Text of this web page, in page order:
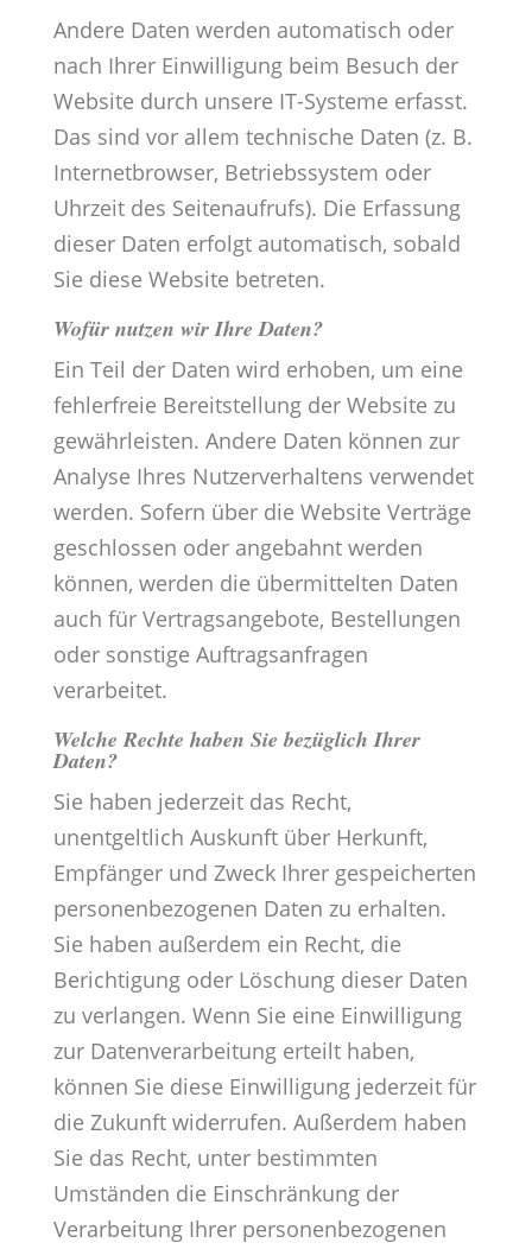
Andere Daten werden automatisch oder
nach Ihrer Einwilligung beim Besuch der
Website durch unsere IT-Systeme erfasst.
Das sind vor allem technische Daten (z. B.
Internetbrowser, Betriebssystem oder
Uhrzeit des Seitenaufrufs). Die Erfassung
dieser Daten erfolgt automatisch, sobald
Sie diese Website betreten.
Wofür nutzen wir Ihre Daten?
Ein Teil der Daten wird erhoben, um eine
fehlerfreie Bereitstellung der Website zu
gewährleisten. Andere Daten können zur
Analyse Ihres Nutzerverhaltens verwendet
werden. Sofern über die Website Verträge
geschlossen oder angebahnt werden
können, werden die übermittelten Daten
auch für Vertragsangebote, Bestellungen
oder sonstige Auftragsanfragen
verarbeitet.
Welche Rechte haben Sie bezüglich Ihrer
Daten?
Sie haben jederzeit das Recht,
unentgeltlich Auskunft über Herkunft,
Empfänger und Zweck Ihrer gespeicherten
personenbezogenen Daten zu erhalten.
Sie haben außerdem ein Recht, die
Berichtigung oder Löschung dieser Daten
zu verlangen. Wenn Sie eine Einwilligung
zur Datenverarbeitung erteilt haben,
können Sie diese Einwilligung jederzeit für
die Zukunft widerrufen. Außerdem haben
Sie das Recht, unter bestimmten
Umständen die Einschränkung der
Verarbeitung Ihrer personenbezogenen